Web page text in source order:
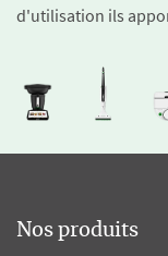
d'utilisation ils
Nos produits